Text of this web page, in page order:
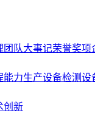
团队大事记荣誉奖项
能力生产设备检测设
创新